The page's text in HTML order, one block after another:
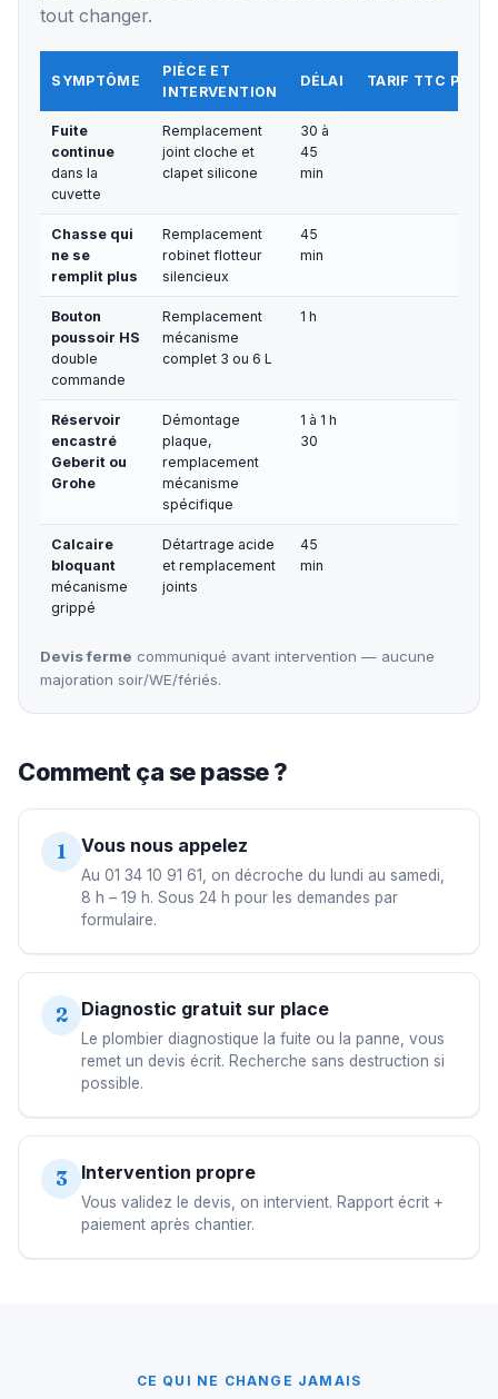
tout changer.
SYMPTÔME
PIÈCE ET
INTERVENTION
DÉLAI TARIF TTC POSE
Fuite
continue
dans la
cuvette
Remplacement
joint cloche et
clapet silicone
30 à
45
min
Chasse qui
ne se
remplit plus
Remplacement
robinet flotteur
silencieux
45
min
Bouton
poussoir HS
double
commande
Remplacement
mécanisme
complet 3 ou 6 L
1 h
Réservoir
encastré
Geberit ou
Grohe
Démontage
plaque,
remplacement
mécanisme
spécifique
1 à 1 h
30
Calcaire
bloquant
mécanisme
grippé
Détartrage acide
et remplacement
joints
45
min
Devis ferme communiqué avant intervention — aucune
majoration soir/WE/fériés.
Comment ça se passe ?
1 Vous nous appelez
Au 01 34 10 91 61, on décroche du lundi au samedi,
8 h – 19 h. Sous 24 h pour les demandes par
formulaire.
2 Diagnostic gratuit sur place
Le plombier diagnostique la fuite ou la panne, vous
remet un devis écrit. Recherche sans destruction si
possible.
3 Intervention propre
Vous validez le devis, on intervient. Rapport écrit +
paiement après chantier.
CE QUI NE CHANGE JAMAIS